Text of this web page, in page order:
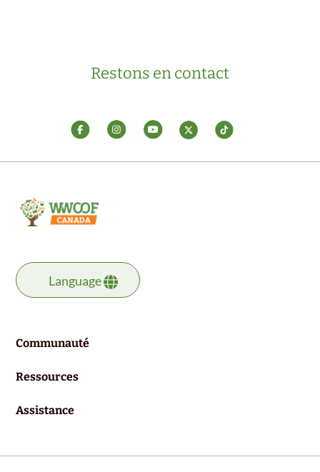
Restons en contact
Language
Communauté
Ressources
Assistance